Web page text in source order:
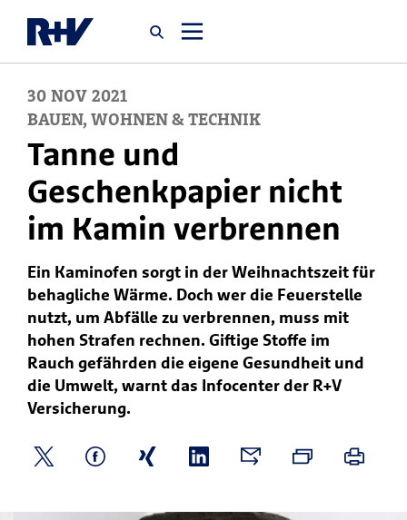
Startseite
Newsroom
Über uns
Karriere
Jobsuche
30 NOV 2021
BAUEN, WOHNEN & TECHNIK
Tanne und
Geschenkpapier nicht
im Kamin verbrennen
Ein Kaminofen sorgt in der Weihnachtszeit für
behagliche Wärme. Doch wer die Feuerstelle
nutzt, um Abfälle zu verbrennen, muss mit
hohen Strafen rechnen. Giftige Stoffe im
Rauch gefährden die eigene Gesundheit und
die Umwelt, warnt das Infocenter der R+V
Versicherung.